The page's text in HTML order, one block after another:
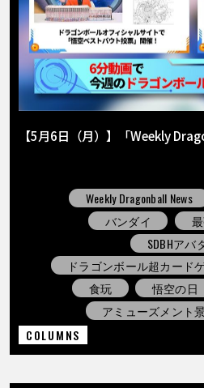
【5月6日（月）】「Weekly
Weekly Dragonball News
バンダイ
SDBHアバ
ドラゴンボール超カード
食玩
悟空の日
アミューズメント
COLUMNS